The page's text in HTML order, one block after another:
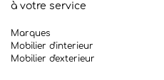
à votre service
Marques
Mobilier d'interieur
Mobilier d'exterieur